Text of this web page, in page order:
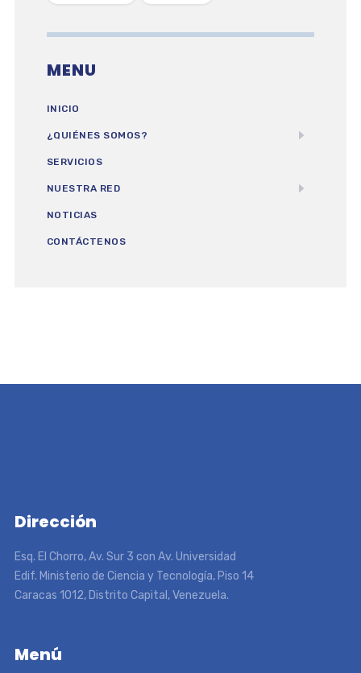
MENU
INICIO
¿QUIÉNES SOMOS?
SERVICIOS
NUESTRA RED
NOTICIAS
CONTÁCTENOS
Dirección
Esq. El Chorro, Av. Sur 3 con Av. Universidad
Edif. Ministerio de Ciencia y Tecnología, Piso 14
Caracas 1012, Distrito Capital, Venezuela.
Menú